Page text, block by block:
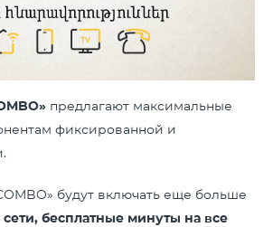
предлагают максимальные
фиксированной и
будут включать еще больше
сети, бесплатные минуты на все